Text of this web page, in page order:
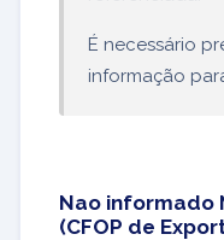
É necessário
informação
Nao informado
(CFOP de